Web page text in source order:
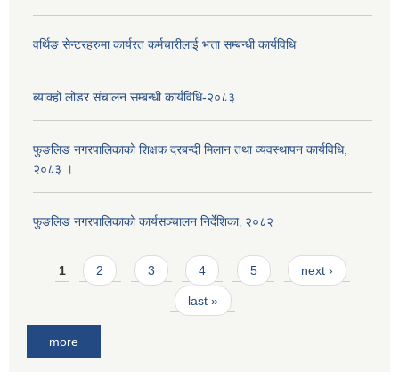
वर्थिङ सेन्टरहरुमा कार्यरत कर्मचारीलाई भत्ता सम्बन्धी कार्यविधि
ब्याक्हो लोडर संचालन सम्बन्धी कार्यविधि-२०८३
फुङलिङ नगरपालिकाको शिक्षक दरबन्दी मिलान तथा व्यवस्थापन कार्यविधि,
२०८३ ।
फुङलिङ नगरपालिकाको कार्यसञ्चालन निर्देशिका‚ २०८२
Pages
1 2 3 4 5 next ›
last »
more